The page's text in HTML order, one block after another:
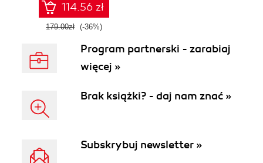
114.56 zł
179.00zł (-36%)
Program partnerski - zarabiaj
więcej »
Brak książki? - daj nam znać »
Subskrybuj newsletter »